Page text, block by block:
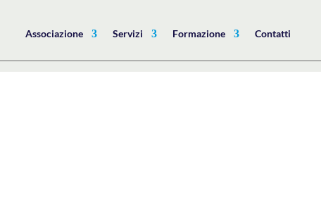
Associazione Servizi Formazione Contatti